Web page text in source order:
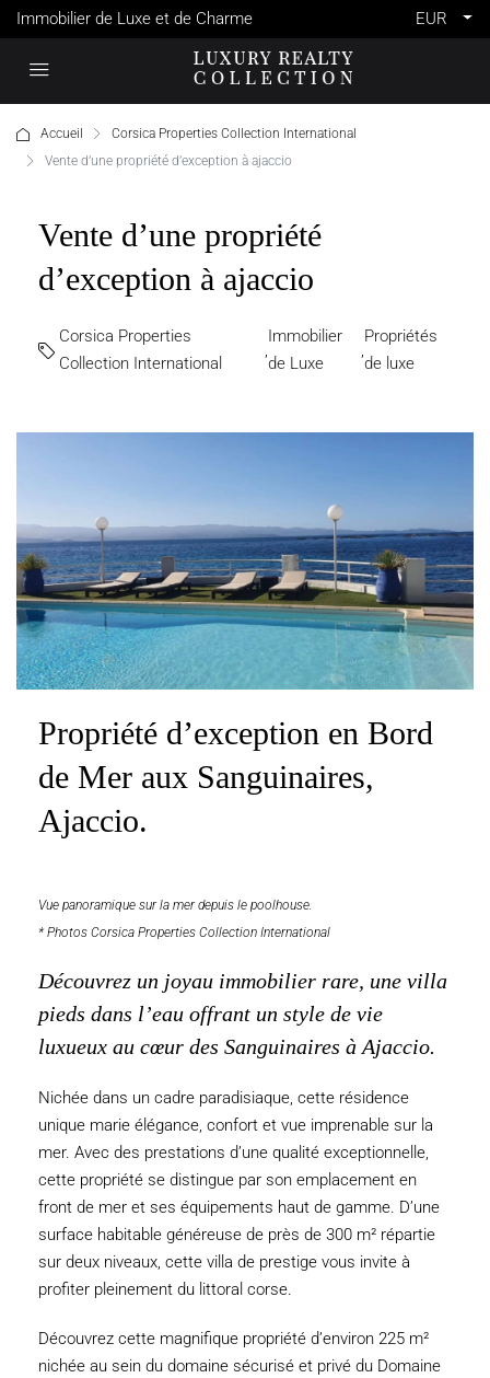
Immobilier de Luxe et de Charme EUR
Accueil
Corsica Properties Collection International
Vente d’une propriété d’exception à ajaccio
Vente d’une propriété
d’exception à ajaccio
Corsica Properties
Collection International
Immobilier
de Luxe
Propriétés
de luxe
Propriété d’exception en Bord
de Mer aux Sanguinaires,
Ajaccio.
Vue panoramique sur la mer depuis le poolhouse.
* Photos Corsica Properties Collection International
Découvrez un joyau immobilier rare, une villa
pieds dans l’eau offrant un style de vie
luxueux au cœur des Sanguinaires à Ajaccio.
Nichée dans un cadre paradisiaque, cette résidence
unique marie élégance, confort et vue imprenable sur la
mer. Avec des prestations d’une qualité exceptionnelle,
cette propriété se distingue par son emplacement en
front de mer et ses équipements haut de gamme. D’une
surface habitable généreuse de près de 300 m² répartie
sur deux niveaux, cette villa de prestige vous invite à
profiter pleinement du littoral corse.
Découvrez cette magnifique propriété d’environ 225 m²
nichée au sein du domaine sécurisé et privé du Domaine